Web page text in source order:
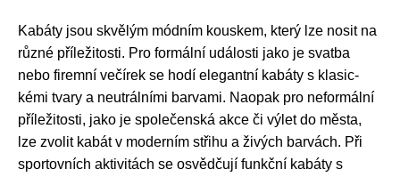
Kabáty jsou skvělým módním kouskem, který lze nosit na
různé příležitosti. Pro formální události jako je svatba
nebo firemní večírek se hodí elegantní kabáty s klasic-
kémi tvary a neutrálními barvami. Naopak pro neformální
příležitosti, jako je společenská akce či výlet do města,
lze zvolit kabát v moderním střihu a živých barvách. Při
sportovních aktivitách se osvědčují funkční kabáty s